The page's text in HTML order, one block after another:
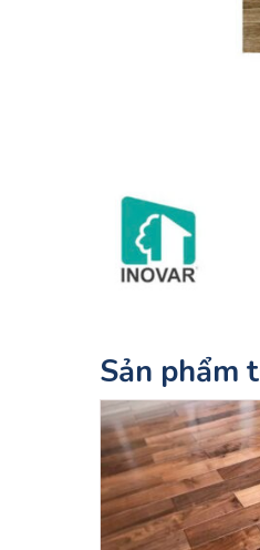
Sản phẩm